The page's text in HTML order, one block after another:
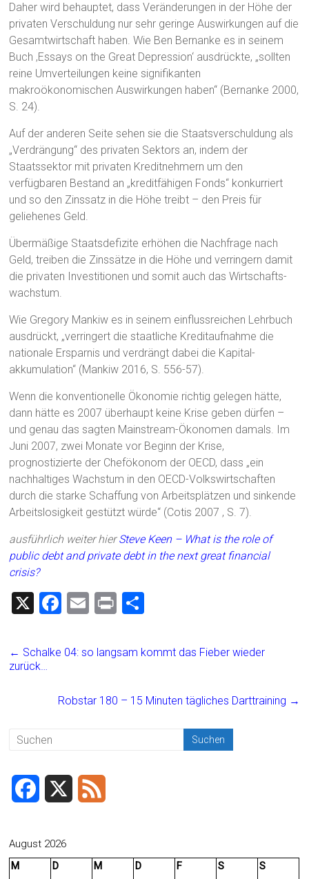
Daher wird behauptet, dass Veränderungen in der Höhe der
privaten Verschuldung nur sehr geringe Auswirkungen auf die
Gesamtwirtschaft haben. Wie Ben Bernanke es in seinem
Buch ‚Essays on the Great Depression‘ ausdrückte, „sollten
reine Umverteilungen keine signifikanten
makroökonomischen Auswirkungen haben“ (Bernanke 2000,
S. 24).
‎Auf der anderen Seite sehen sie die Staatsverschuldung als
„Verdrängung“ des privaten Sektors an, indem der
Staatssektor mit privaten Kreditnehmern um den
verfügbaren Bestand an „kreditfähigen Fonds“ konkurriert
und so den Zinssatz in die Höhe treibt – den Preis für
geliehenes Geld.
Übermäßige Staatsdefizite erhöhen die Nachfrage nach
Geld, treiben die Zinssätze in die Höhe und verringern damit
die privaten Investitionen und somit auch das Wirtschafts-
wachstum.
Wie Gregory Mankiw es in seinem einflussreichen Lehrbuch
ausdrückt, „verringert die staatliche Kreditaufnahme die
nationale Ersparnis und verdrängt dabei die Kapital-
akkumulation“ (Mankiw 2016, S. 556-57).‎
‎Wenn die konventionelle Ökonomie richtig gelegen hätte,
dann hätte es 2007 überhaupt keine Krise geben dürfen –
und genau das sagten Mainstream-Ökonomen damals. Im
Juni 2007, zwei Monate vor Beginn der Krise,
prognostizierte der Chefökonom der OECD, dass „ein
nachhaltiges Wachstum in den OECD-Volkswirtschaften
durch die starke Schaffung von Arbeitsplätzen und sinkende
Arbeitslosigkeit gestützt würde“ (Cotis 2007 , S. 7).‎
ausführlich weiter hierSteve Keen – What is the role of
public debt and private debt in the next great financial
crisis?
X
F
ce
o
E
ai
Pr
t
e
← Schalke 04: so langsam kommt das Fieber wieder
zurück…
Robstar 180 – 15 Minuten tägliches Darttraining →
c
August 2026
M
D M D F S
S